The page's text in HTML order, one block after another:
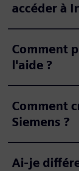
accéder à
Comment
l'aide ?
Comment
Siemens ?
Ai-je